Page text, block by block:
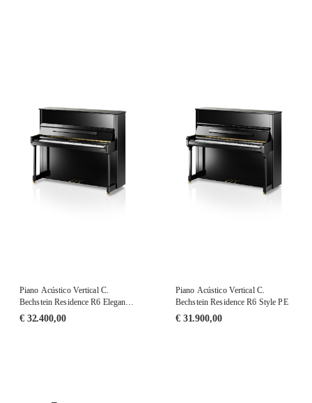
Piano Acústico Vertical C.
Bechstein Residence R6 Elegance
PE
€32.400,00
Piano Acústico Vertical C.
Bechstein Residence R6 Style PE
€31.900,00